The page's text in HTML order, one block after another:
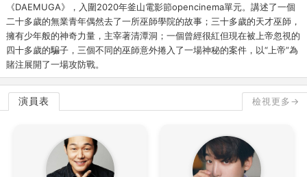
《DAEMUGA》，入圍2020年釜山電影節opencinema單元。講述了一個
二十多歲的無業青年偶然去了一所巫師學院的故事；三十多歲的天才巫師，
擁有少年般的神奇力量，主宰著清潭洞；一個曾經很紅但現在被上帝忽視的
四十多歲的騙子，三個不同的巫師意外捲入了一場神秘的案件，以“上帝”為
賭注展開了一場攻防戰。
演員表 檢視更多→